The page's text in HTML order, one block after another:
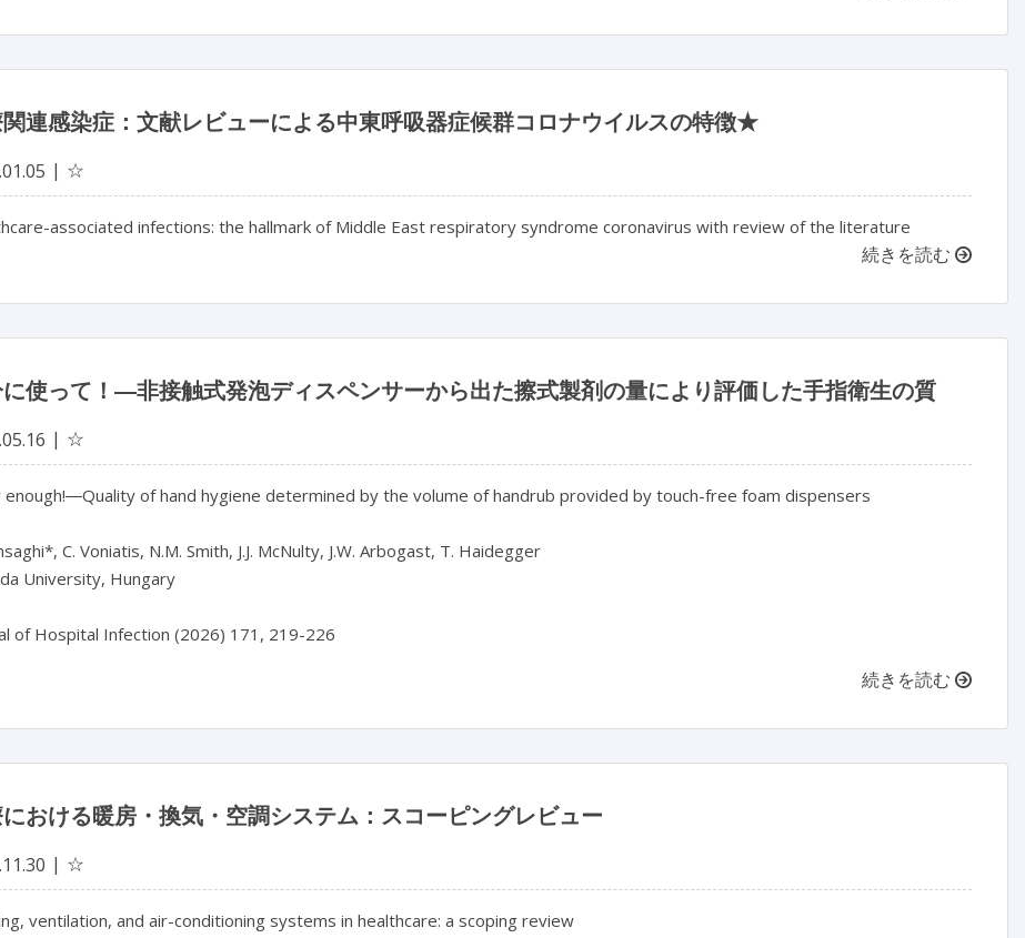
連感染症：文献レビューによる中東呼吸器症候群コロナウイルスの特徴★
☆
associated infections: the hallmark of Middle East respiratory syndrome coronavirus with review of the literature
続きを読む
使って！―非接触式発泡ディスペンサーから出た擦式製剤の量により評価した手指衛生の質
☆
enough!―Quality of hand hygiene determined by the volume of handrub provided by touch-free foam dispensers
C. Voniatis, N.M. Smith, J.J. McNulty, J.W. Arbogast, T. Haidegger
University, Hungary
続きを読む
おける暖房・換気・空調システム：スコーピングレビュー
☆
ventilation, and air-conditioning systems in healthcare: a scoping review